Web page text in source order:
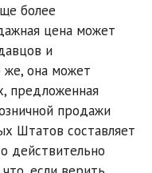
более
цена может
и
же, она может
предложенная
продажи
Штатов составляет
действительно